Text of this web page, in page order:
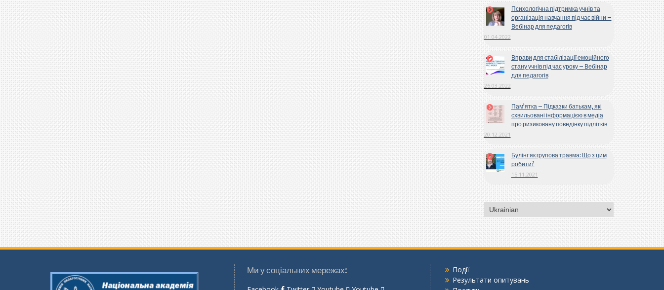
Психологічна підтримка учнів та
організація навчання під час війни –
Вебінар для педагогів
01.04.2022
Вправи для стабілізації емоційного
стану учнів під час уроку – Вебінар
для педагогів
26.03.2022
Пам’ятка – Підказки батькам, які
схвильовані інформацією в медіа
про ризиковану поведінку підлітків
20.12.2021
Булінг як групова травма: Що з цим
робити?
15.11.2021
Вибрати
мову
Ми у соціальних мережах:
Події
Результати опитувань